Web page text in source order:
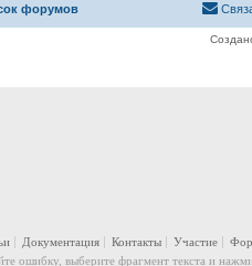
форумов
Документация Контакты Участие
ошибку, выберите фрагмент текста и